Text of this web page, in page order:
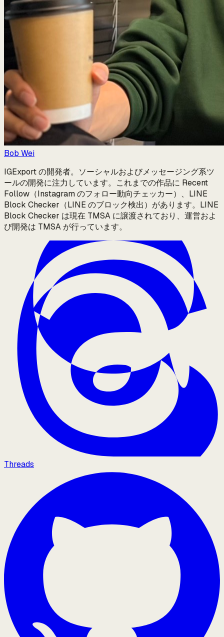
Bob Wei
IGExport の開発者。ソーシャルおよびメッセージング系ツ
ールの開発に注力しています。これまでの作品に Recent
Follow（Instagram のフォロー動向チェッカー）、LINE
Block Checker（LINE のブロック検出）があります。LINE
Block Checker は現在 TMSA に譲渡されており、運営およ
び開発は TMSA が行っています。
Threads